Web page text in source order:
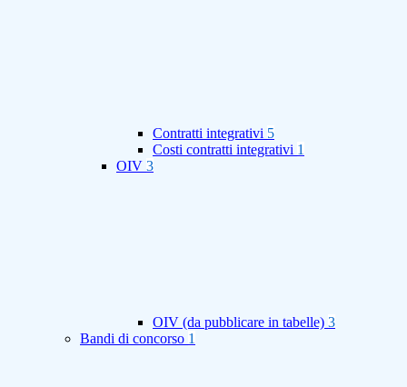
Contratti integrativi 5
Costi contratti integrativi 1
OIV 3
OIV (da pubblicare in tabelle) 3
Bandi di concorso 1